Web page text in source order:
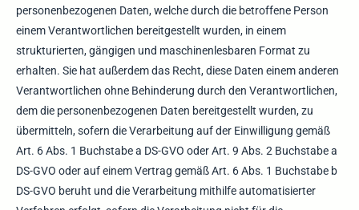
personenbezogenen Daten, welche durch die betroffene Person
einem Verantwortlichen bereitgestellt wurden, in einem
strukturierten, gängigen und maschinenlesbaren Format zu
erhalten. Sie hat außerdem das Recht, diese Daten einem anderen
Verantwortlichen ohne Behinderung durch den Verantwortlichen,
dem die personenbezogenen Daten bereitgestellt wurden, zu
übermitteln, sofern die Verarbeitung auf der Einwilligung gemäß
Art. 6 Abs. 1 Buchstabe a DS-GVO oder Art. 9 Abs. 2 Buchstabe a
DS-GVO oder auf einem Vertrag gemäß Art. 6 Abs. 1 Buchstabe b
DS-GVO beruht und die Verarbeitung mithilfe automatisierter